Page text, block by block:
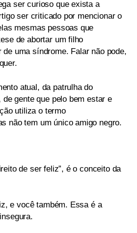
ser curioso que exista a
ser criticado por mencionar o
mesmas pessoas que
de abortar um filho
de uma síndrome. Falar não pode,
atual, da patrulha do
gente que pelo bem estar e
utiliza o termo
não tem um único amigo negro.
de ser feliz”, é o conceito da
e você também. Essa é a